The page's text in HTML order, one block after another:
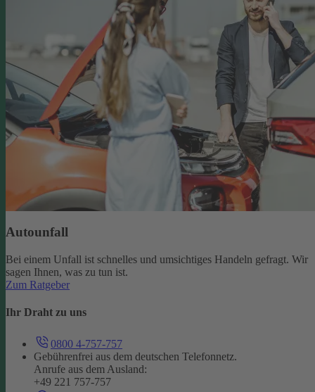
Autounfall
Bei einem Unfall ist schnelles und umsichtiges Handeln gefragt. Wir
sagen Ihnen, was zu tun ist.
Zum Ratgeber
Ihr Draht zu uns
0800 4-757-757
Gebührenfrei aus dem deutschen Telefonnetz.
Anrufe aus dem Ausland:
+49 221 757-757